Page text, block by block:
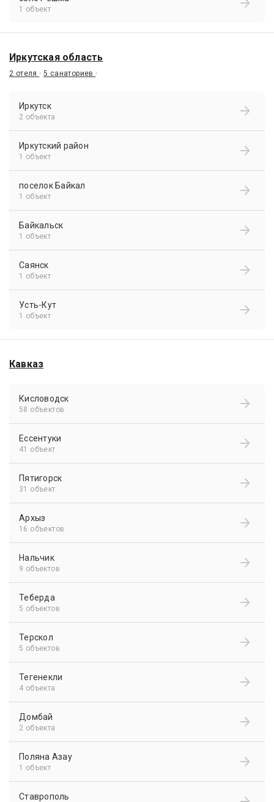
1 объект
Иркутская область
2 отеля ·5 санаториев ·
Иркутск
2 объекта
Иркутский район
1 объект
поселок Байкал
1 объект
Байкальск
1 объект
Саянск
1 объект
Усть-Кут
1 объект
Кавказ
Кисловодск
58 объектов
Ессентуки
41 объект
Пятигорск
31 объект
Архыз
16 объектов
Нальчик
9 объектов
Теберда
5 объектов
Терскол
5 объектов
Тегенекли
4 объекта
Домбай
2 объекта
Поляна Азау
1 объект
Ставрополь